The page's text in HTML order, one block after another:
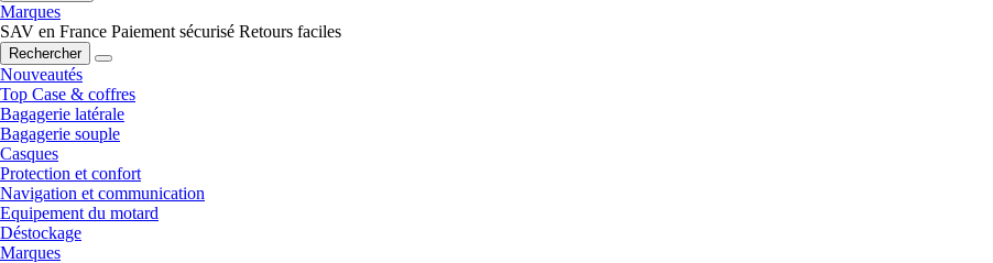
Marques
SAV en France Paiement sécurisé Retours faciles
Rechercher
Nouveautés
Top Case & coffres
Bagagerie latérale
Bagagerie souple
Casques
Protection et confort
Navigation et communication
Equipement du motard
Déstockage
Marques